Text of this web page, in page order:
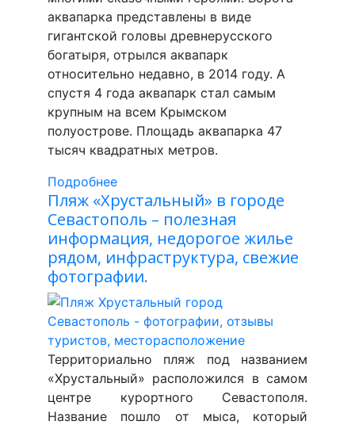
аквапарка представлены в виде
гигантской головы древнерусского
богатыря, отрылся аквапарк
относительно недавно, в 2014 году. А
спустя 4 года аквапарк стал самым
крупным на всем Крымском
полуострове. Площадь аквапарка 47
тысяч квадратных метров.
Подробнее
Пляж «Хрустальный» в городе
Севастополь – полезная
информация, недорогое жилье
рядом, инфраструктура, свежие
фотографии.
Территориально пляж под названием
«Хрустальный» расположился в самом
центре курортного Севастополя.
Название пошло от мыса, который